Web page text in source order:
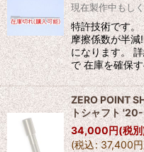
現在製作中もし
特許技術です
摩擦係数が半減
になります。
で 在庫を確保
ZERO POINT
トシャフト '20-
34,000円(税
(税込: 37,400円